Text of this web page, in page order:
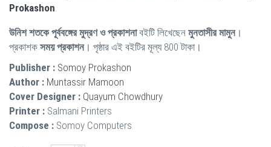
Prokashon
উনিশ শতকে পূর্ববঙ্গের মুদ্রণ ও প্রকাশনাবইটি লিখেছেন মুনতাসীর মামুন।
প্রকাশক সময় প্রকাশন। পৃষ্ঠার এই বইটির মূল্য 800 টাকা।
Publisher : Somoy Prokashon
Author : Muntassir Mamoon
Cover Designer : Quayum Chowdhury
Printer : Salmani Printers
Compose : Somoy Computers